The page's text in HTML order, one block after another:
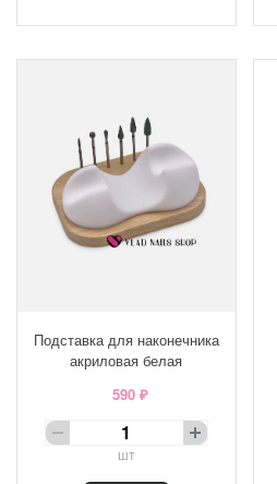
Подставка для наконечника
акриловая белая
590 ₽
шт